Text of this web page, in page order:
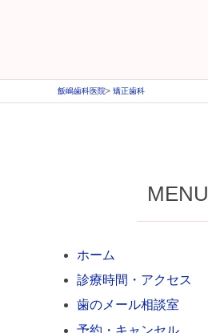
飯嶋歯科医院 矯正歯科
MENU
ホーム
診療時間・アクセス
歯のメール相談室
予約・キャンセル